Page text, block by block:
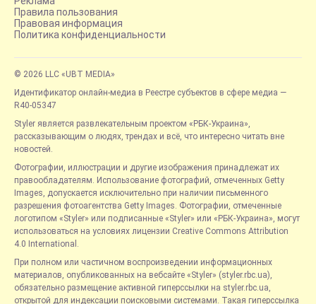
Правила пользования
Правовая информация
Политика конфиденциальности
© 2026 LLC «UBT MEDIA»
Идентификатор онлайн-медиа в Реестре субъектов в сфере медиа —
R40-05347
Styler является развлекательным проектом «РБК-Украина»,
рассказывающим о людях, трендах и всё, что интересно читать вне
новостей.
Фотографии, иллюстрации и другие изображения принадлежат их
правообладателям. Использование фотографий, отмеченных Getty
Images, допускается исключительно при наличии письменного
разрешения фотоагентства Getty Images. Фотографии, отмеченные
логотипом «Styler» или подписанные «Styler» или «РБК-Украина», могут
использоваться на условиях лицензии Creative Commons Attribution
4.0 International.
При полном или частичном воспроизведении информационных
материалов, опубликованных на вебсайте «Styler» (styler.rbc.ua),
обязательно размещение активной гиперссылки на styler.rbc.ua,
открытой для индексации поисковыми системами. Такая гиперссылка